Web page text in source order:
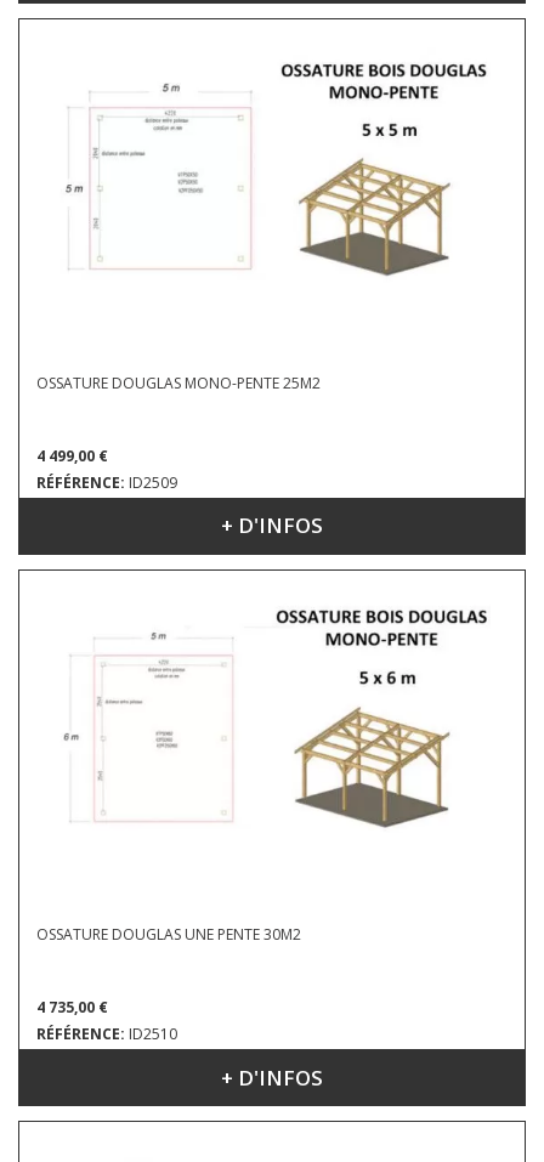
OSSATURE DOUGLAS MONO-PENTE 25M2
4 499,00 €
RÉFÉRENCE: ID2509
DIMENSIONS : 5 X 5 X 4.23 M+ D'INFOS
OSSATURE DOUGLAS UNE PENTE 30M2
4 735,00 €
RÉFÉRENCE: ID2510
DIMENSIONS : 5 X 6 X 4.23 M+ D'INFOS